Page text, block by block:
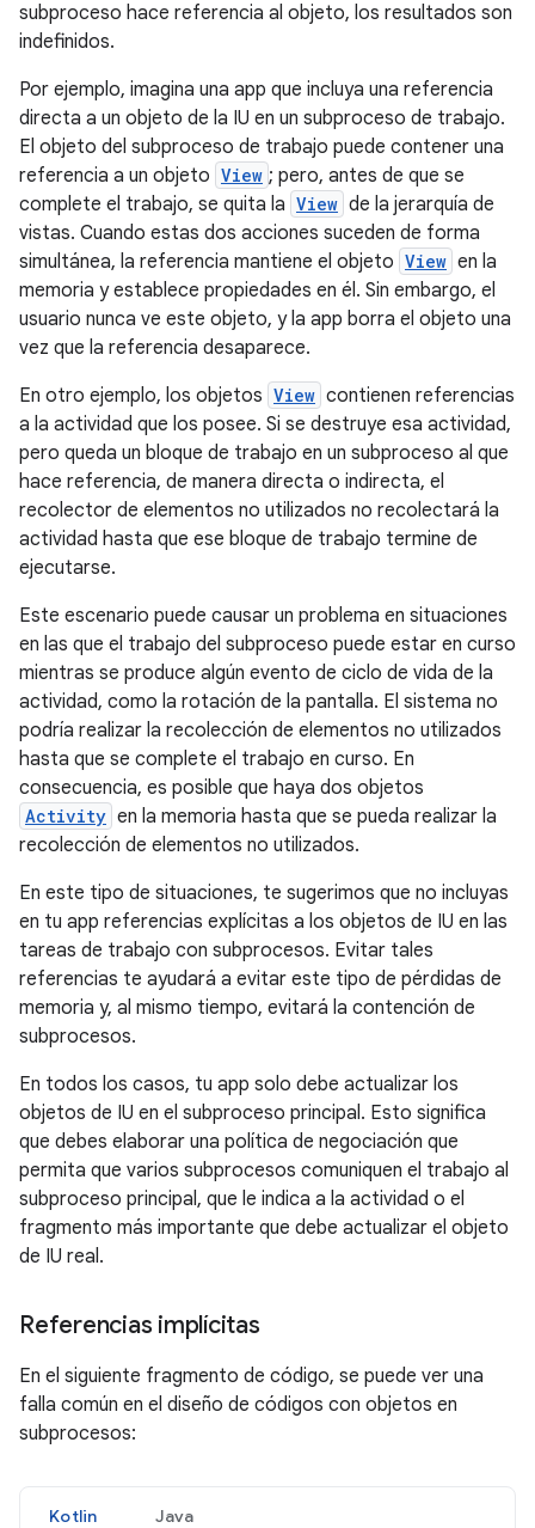
subproceso hace referencia al objeto, los resultados son
indefinidos.
Por ejemplo, imagina una app que incluya una referencia
directa a un objeto de la IU en un subproceso de trabajo.
El objeto del subproceso de trabajo puede contener una
referencia a un objeto View ; pero, antes de que se
complete el trabajo, se quita la View de la jerarquía de
vistas. Cuando estas dos acciones suceden de forma
simultánea, la referencia mantiene el objeto View en la
memoria y establece propiedades en él. Sin embargo, el
usuario nunca ve este objeto, y la app borra el objeto una
vez que la referencia desaparece.
En otro ejemplo, los objetos View contienen referencias
a la actividad que los posee. Si se destruye esa actividad,
pero queda un bloque de trabajo en un subproceso al que
hace referencia, de manera directa o indirecta, el
recolector de elementos no utilizados no recolectará la
actividad hasta que ese bloque de trabajo termine de
ejecutarse.
Este escenario puede causar un problema en situaciones
en las que el trabajo del subproceso puede estar en curso
mientras se produce algún evento de ciclo de vida de la
actividad, como la rotación de la pantalla. El sistema no
podría realizar la recolección de elementos no utilizados
hasta que se complete el trabajo en curso. En
consecuencia, es posible que haya dos objetos
Activity en la memoria hasta que se pueda realizar la
recolección de elementos no utilizados.
En este tipo de situaciones, te sugerimos que no incluyas
en tu app referencias explícitas a los objetos de IU en las
tareas de trabajo con subprocesos. Evitar tales
referencias te ayudará a evitar este tipo de pérdidas de
memoria y, al mismo tiempo, evitará la contención de
subprocesos.
En todos los casos, tu app solo debe actualizar los
objetos de IU en el subproceso principal. Esto significa
que debes elaborar una política de negociación que
permita que varios subprocesos comuniquen el trabajo al
subproceso principal, que le indica a la actividad o el
fragmento más importante que debe actualizar el objeto
de IU real.
Referencias implícitas
En el siguiente fragmento de código, se puede ver una
falla común en el diseño de códigos con objetos en
subprocesos:
Kotlin Java